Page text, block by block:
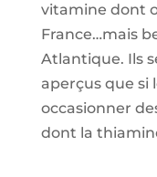
vitamine dont
France…mais
Atlantique. Ils
aperçus que si
occasionner
dont la